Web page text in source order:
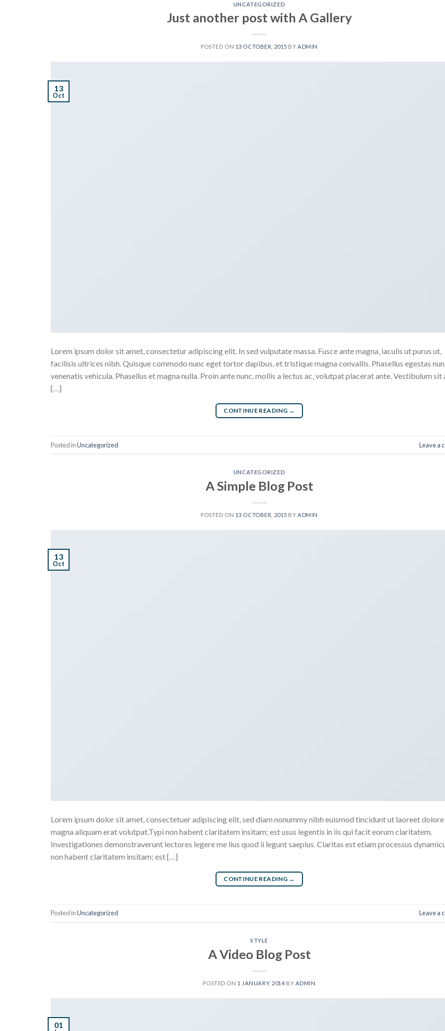
UNCATEGORIZED
Just another post with A Gallery
POSTED ON 13 OCTOBER, 2015 BY ADMIN
13
Oct
Lorem ipsum dolor sit amet, consectetur adipiscing elit. In sed vulputate massa. Fusce ante magna, iaculis ut purus ut,
facilisis ultrices nibh. Quisque commodo nunc eget tortor dapibus, et tristique magna convallis. Phasellus egestas
venenatis vehicula. Phasellus et magna nulla. Proin ante nunc, mollis a lectus ac, volutpat placerat ante. Vestibulum sit
[…]
CONTINUE READING →
Posted inUncategorized Leave a
UNCATEGORIZED
A Simple Blog Post
POSTED ON 13 OCTOBER, 2015 BY ADMIN
13
Oct
Lorem ipsum dolor sit amet, consectetuer adipiscing elit, sed diam nonummy nibh euismod tincidunt ut laoreet dolore
magna aliquam erat volutpat.Typi non habent claritatem insitam; est usus legentis in iis qui facit eorum claritatem.
Investigationes demonstraverunt lectores legere me lius quod ii legunt saepius. Claritas est etiam processus
non habent claritatem insitam; est […]
CONTINUE READING →
Posted inUncategorized Leave a
STYLE
A Video Blog Post
POSTED ON 1 JANUARY, 2014 BY ADMIN
01